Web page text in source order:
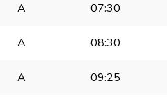
A 07:30
A 08:30
A 09:25